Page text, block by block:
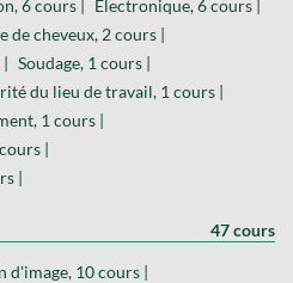
6 cours | Électronique, 6 cours |
de cheveux, 2 cours |
Soudage, 1 cours |
du lieu de travail, 1 cours |
1 cours |
|
|
47 cours
d'image, 10 cours |